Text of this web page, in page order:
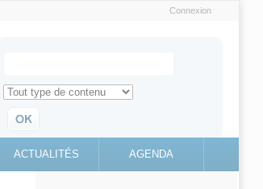
Connexion
Search for
Retrouvez toute l'information sur le site education.gouv.fr
ACTUALITÉS AGENDA